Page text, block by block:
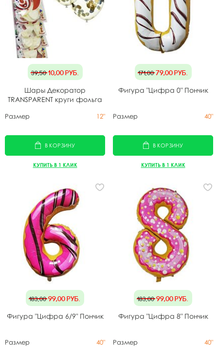
39,5010,00руб.
Шары Декоратор
TRANSPARENT круги фольга
Размер 12"
В КОРЗИНУ
КУПИТЬ В 1 КЛИК
171,0079,00руб.
Фигура "Цифра 0" Пончик
Размер 40"
В КОРЗИНУ
КУПИТЬ В 1 КЛИК
183,0099,00руб.
Фигура "Цифра 6/9" Пончик
Размер 40"
183,0099,00руб.
Фигура "Цифра 8" Пончик
Размер 40"